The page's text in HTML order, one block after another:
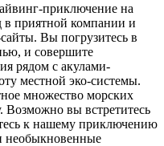
приключение на
приятной компании и
Вы погрузитесь в
и совершите
рядом с акулами-
местной эко-системы.
множество морских
Возможно вы встретитесь
к нашему приключению
необыкновенные